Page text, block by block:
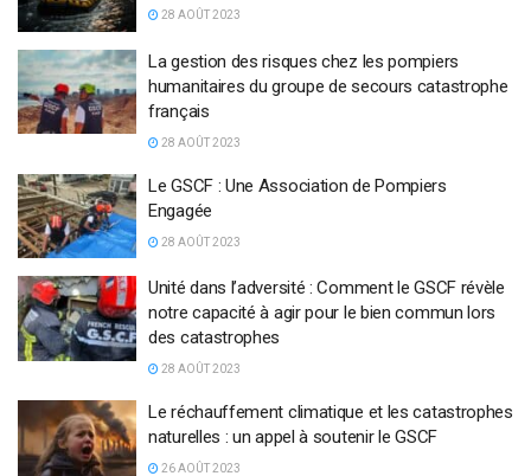
28 AOÛT 2023
La gestion des risques chez les pompiers
humanitaires du groupe de secours catastrophe
français
28 AOÛT 2023
Le GSCF : Une Association de Pompiers
Engagée
28 AOÛT 2023
Unité dans l’adversité : Comment le GSCF révèle
notre capacité à agir pour le bien commun lors
des catastrophes
28 AOÛT 2023
Le réchauffement climatique et les catastrophes
naturelles : un appel à soutenir le GSCF
26 AOÛT 2023